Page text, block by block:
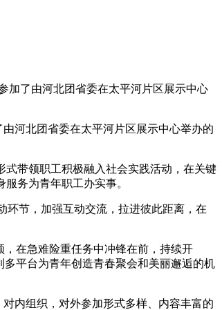
了由河北团省委在太平河片区展示中心
河北团省委在太平河片区展示中心举办的
带领职工积极融入社会实践活动，在关键
务为青年职工办实事。
环节，加强互动交流，拉进彼此距离，在
在急难险重任务中冲锋在前，持续开
平台为青年创造青春聚会和美丽邂逅的机
内组织，对外参加形式多样、内容丰富的